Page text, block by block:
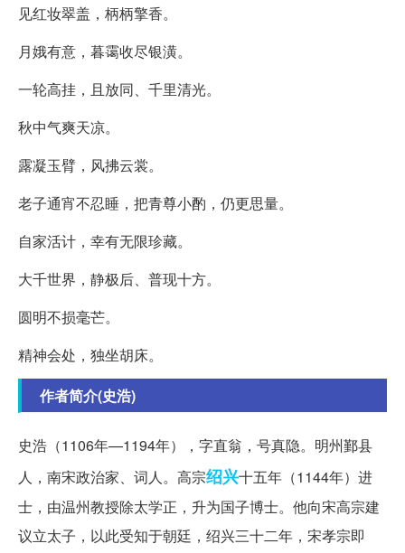
见红妆翠盖，柄柄擎香。
月娥有意，暮霭收尽银潢。
一轮高挂，且放同、千里清光。
秋中气爽天凉。
露凝玉臂，风拂云裳。
老子通宵不忍睡，把青尊小酌，仍更思量。
自家活计，幸有无限珍藏。
大千世界，静极后、普现十方。
圆明不损毫芒。
精神会处，独坐胡床。
作者简介(史浩)
史浩（1106年—1194年），字直翁，号真隐。明州鄞县
人，南宋政治家、词人。高宗绍兴十五年（1144年）进
士，由温州教授除太学正，升为国子博士。他向宋高宗建
议立太子，以此受知于朝廷，绍兴三十二年，宋孝宗即